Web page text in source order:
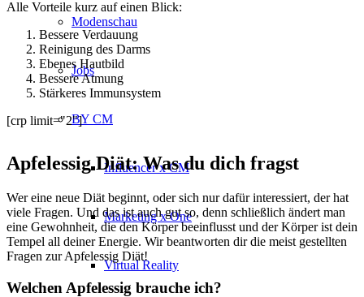
Modenschau
Jobs
BY CM
Influencer x CM
Marketing x One
Virtual Reality
Alle Vorteile kurz auf einen Blick:
Bessere Verdauung
Reinigung des Darms
Ebenes Hautbild
Bessere Atmung
Stärkeres Immunsystem
[crp limit="2"]
Apfelessig Diät: Was du dich fragst
Wer eine neue Diät beginnt, oder sich nur dafür interessiert, der hat
viele Fragen. Und das ist auch gut so, denn schließlich ändert man
eine Gewohnheit, die den Körper beeinflusst und der Körper ist dein
Tempel all deiner Energie. Wir beantworten dir die meist gestellten
Fragen zur Apfelessig Diät!
Welchen Apfelessig brauche ich?